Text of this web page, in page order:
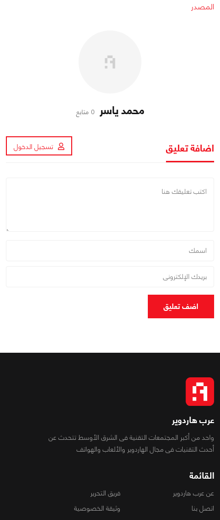
المصدر
محمد ياسر 0 متابع
اضافة تعليق تسجيل الدخول
اضف تعليق
عرب هاردوير
واحد من أكبر المجتمعات التقنية فى الشرق الأوسط تتحدث عن
أحدث التقنيات فى مجال الهاردوير والألعاب والهواتف
القائمة
عن عرب هاردوير
فريق التحرير
اتصل بنا
وثيقة الخصوصية